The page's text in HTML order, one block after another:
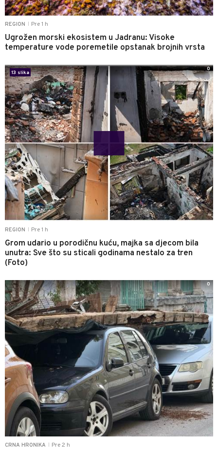
REGION Pre 1 h
Ugrožen morski ekosistem u Jadranu: Visoke
temperature vode poremetile opstanak brojnih vrsta
REGION Pre 1 h
Grom udario u porodičnu kuću, majka sa djecom bila
unutra: Sve što su sticali godinama nestalo za tren
(Foto)
13 slika
0
CRNA HRONIKA Pre 2 h
0